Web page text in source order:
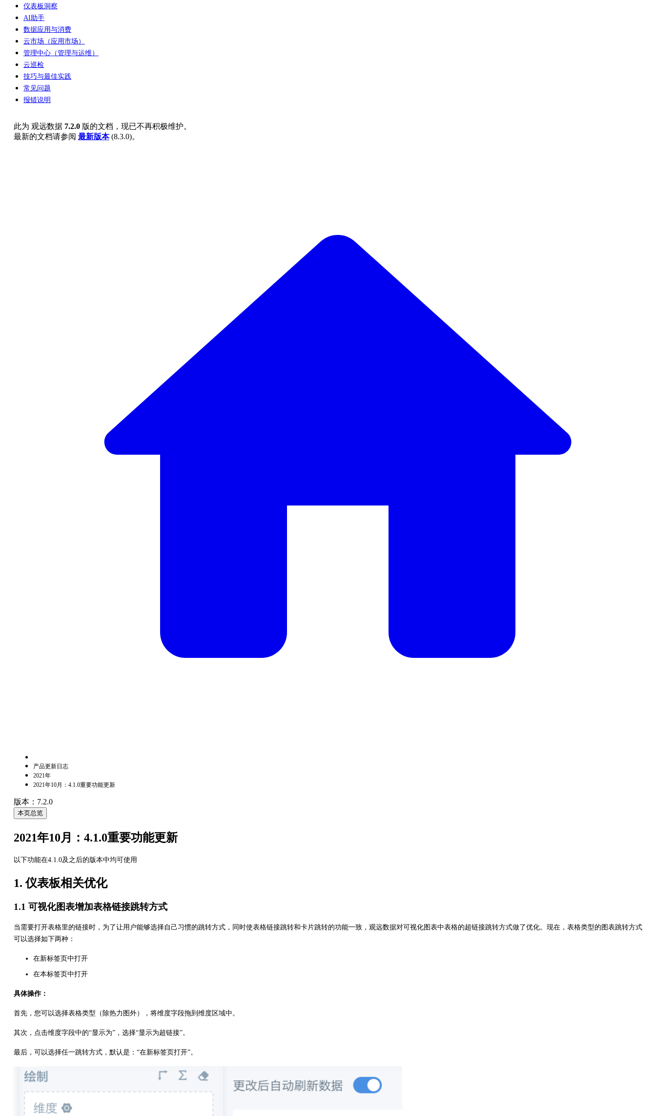
仪表板洞察
AI助手
数据应用与消费
云市场（应用市场）
管理中心（管理与运维）
云巡检
技巧与最佳实践
常见问题
报错说明
此为 观远数据 7.2.0 版的文档，现已不再积极维护。
最新的文档请参阅 最新版本(8.3.0)。
产品更新日志
2021年
2021年10月：4.1.0重要功能更新
版本：7.2.0
本页总览
2021年10月：4.1.0重要功能更新
以下功能在4.1.0及之后的版本中均可使用
1. 仪表板相关优化
1.1 可视化图表增加表格链接跳转方式
当需要打开表格里的链接时，为了让用户能够选择自己习惯的跳转方式，同时使表格链接跳转和卡片跳转的功能一致，观远数据对可视化图表中表格的超链接跳转方式做了优化。现在，表格类型的图表跳转方式
可以选择如下两种：
在新标签页中打开
在本标签页中打开
具体操作：
首先，您可以选择表格类型（除热力图外），将维度字段拖到维度区域中。
其次，点击维度字段中的“显示为”，选择“显示为超链接”。
最后，可以选择任一跳转方式，默认是：“在新标签页打开”。